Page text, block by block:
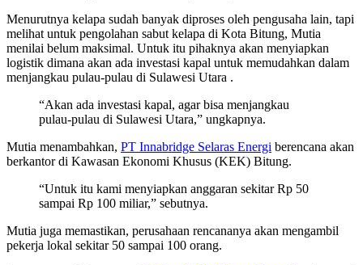
Menurutnya kelapa sudah banyak diproses oleh pengusaha lain, tapi
melihat untuk pengolahan sabut kelapa di Kota Bitung, Mutia
menilai belum maksimal. Untuk itu pihaknya akan menyiapkan
logistik dimana akan ada investasi kapal untuk memudahkan dalam
menjangkau pulau-pulau di Sulawesi Utara .
“Akan ada investasi kapal, agar bisa menjangkau
pulau-pulau di Sulawesi Utara,” ungkapnya.
Mutia menambahkan, PT Innabridge Selaras Energi berencana akan
berkantor di Kawasan Ekonomi Khusus (KEK) Bitung.
“Untuk itu kami menyiapkan anggaran sekitar Rp 50
sampai Rp 100 miliar,” sebutnya.
Mutia juga memastikan, perusahaan rencananya akan mengambil
pekerja lokal sekitar 50 sampai 100 orang.